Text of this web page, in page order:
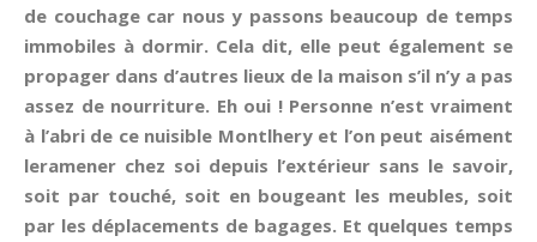
de couchage car nous y passons beaucoup de temps
immobiles à dormir. Cela dit, elle peut également se
propager dans d’autres lieux de la maison s’il n’y a pas
assez de nourriture. Eh oui ! Personne n’est vraiment
à l’abri de ce nuisible Montlhery et l’on peut aisément
leramener chez soi depuis l’extérieur sans le savoir,
soit par touché, soit en bougeant les meubles, soit
par les déplacements de bagages. Et quelques temps